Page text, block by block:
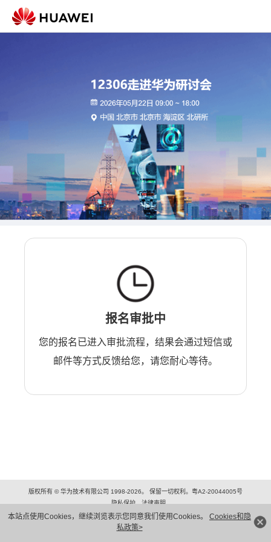
本站点使用Cookies，继续浏览表示您同意我们使用Cookies。 Cookies和隐
私政策>
报名审批中
您的报名已进入审批流程，结果会通过短信或
邮件等方式反馈给您，请您耐心等待。
版权所有 © 华为技术有限公司 1998-2026。 保留一切权利。粤A2-20044005号
隐私保护
法律声明